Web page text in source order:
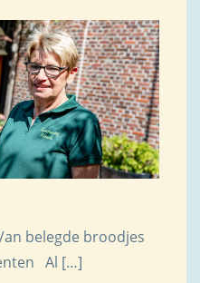
belegde broodjes
Al […]